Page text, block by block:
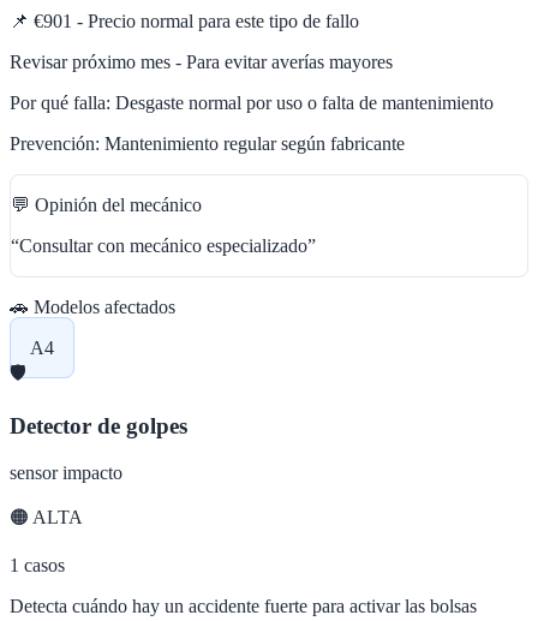
📌 €901 - Precio normal para este tipo de fallo
Revisar próximo mes - Para evitar averías mayores
Por qué falla: Desgaste normal por uso o falta de mantenimiento
Prevención: Mantenimiento regular según fabricante
💬 Opinión del mecánico
“Consultar con mecánico especializado”
🚗 Modelos afectados
A4
🛡️
Detector de golpes
sensor impacto
🟠 ALTA
1 casos
Detecta cuándo hay un accidente fuerte para activar las bolsas